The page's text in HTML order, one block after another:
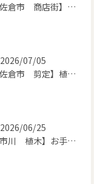
【佐倉市 商店街】街路植木剪定
2026/07/05
【佐倉市 剪定】植木・庭木の剪定、プロに頼むとどう違うのか。
2026/06/25
【市川 植木】お手入れ【和モダンというお庭を考える】